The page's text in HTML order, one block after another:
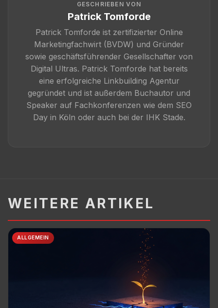
GESCHRIEBEN VON
Patrick Tomforde
Patrick Tomforde ist zertifizierter Online
Marketingfachwirt (BVDW) und Gründer
sowie geschäftsführender Gesellschafter von
Digital Ultras. Patrick Tomforde hat bereits
eine erfolgreiche Linkbuilding Agentur
gegründet und ist außerdem Buchautor und
Speaker auf Fachkonferenzen wie dem SEO
Day in Köln oder auch bei der IHK Stade.
WEITERE ARTIKEL
ALLGEMEIN